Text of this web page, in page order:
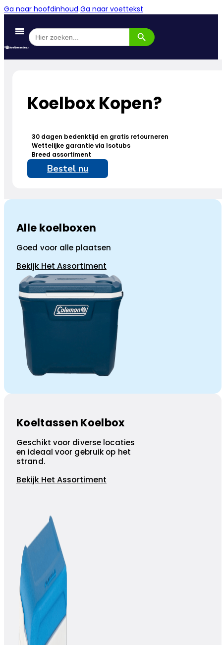
Ga naar hoofdinhoud Ga naar voettekst
Zoek
naar:
Zoekknop
Koelbox Kopen?
30 dagen bedenktijd en gratis retourneren
Wettelijke garantie via Isotubs
Breed assortiment
Bestel nu
Alle koelboxen
Goed voor alle plaatsen
Bekijk Het Assortiment
Koeltassen Koelbox
Geschikt voor diverse locaties
en ideaal voor gebruik op het
strand.
Bekijk Het Assortiment